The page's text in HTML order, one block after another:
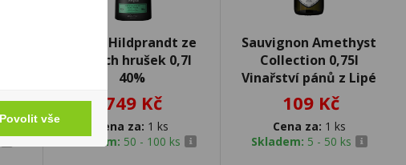
Baron Hildprandt ze
zralých hrušek 0,7l
40%
749 Kč
Cena za: 1 ks
Skladem: 50 - 100 ks
Sauvignon Amethyst
Collection 0,75l
Vinařství pánů z Lipé
109 Kč
Cena za: 1 ks
Skladem: 5 - 50 ks
Povolit vše